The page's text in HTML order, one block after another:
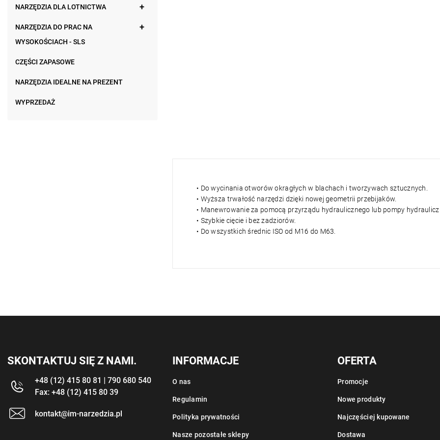
NARZĘDZIA DLA LOTNICTWA
NARZĘDZIA DO PRAC NA
WYSOKOŚCIACH - SLS
CZĘŚCI ZAPASOWE
NARZĘDZIA IDEALNE NA PREZENT
WYPRZEDAŻ
• Do wycinania otworów okragłych w blachach i tworzywach sztucznych.
• Wyższa trwałość narzędzi dzięki nowej geometrii przebijaków.
• Manewrowanie za pomocą przyrządu hydraulicznego lub pompy
• Szybkie cięcie i bez zadziorów.
• Do wszystkich średnic ISO od M16 do M63.
SKONTAKTUJ SIĘ Z NAMI.
+48 (12) 415 80 81 | 790 680 540
Fax: +48 (12) 415 80 39
kontakt@im-narzedzia.pl
INFORMACJE
O nas
Regulamin
Polityka prywatności
Nasze pozostałe sklepy
OFERTA
Promocje
Nowe produkty
Najczęściej kupowane
Dostawa